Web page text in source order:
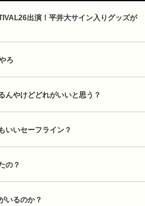
出演！平井大サイン入りグッズが
ろ
んやけどどれがいいと思う？
いいセーフライン？
の？
いるのか？